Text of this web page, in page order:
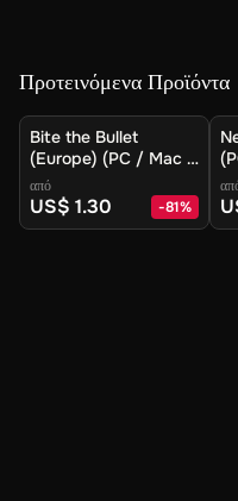
Προτεινόμενα Προϊόντα
Bite the Bullet
(Europe) (PC / Mac /
Linux) - Steam -
Digital Key
από
US$ 1.30 -81%